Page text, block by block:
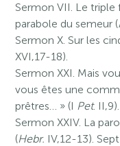
Sermon VII. Le triple
parabole du semeur (
Sermon X. Sur les
XVI,17-18).
Sermon XXI. Mais
vous êtes une
prêtres… » (I Pet. II,9).
Sermon XXIV. La
(Hebr. IV,12-13).